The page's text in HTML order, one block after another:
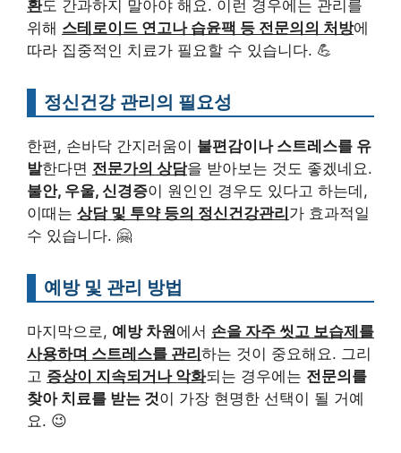
환도 간과하지 말아야 해요. 이런 경우에는 관리를
위해 스테로이드 연고나 습윤팩 등 전문의의 처방에
따라 집중적인 치료가 필요할 수 있습니다. 💪
정신건강 관리의 필요성
한편, 손바닥 간지러움이 불편감이나 스트레스를 유
발한다면 전문가의 상담을 받아보는 것도 좋겠네요.
불안, 우울, 신경증이 원인인 경우도 있다고 하는데,
이때는 상담 및 투약 등의 정신건강관리가 효과적일
수 있습니다. 🤗
예방 및 관리 방법
마지막으로, 예방 차원에서 손을 자주 씻고 보습제를
사용하며 스트레스를 관리하는 것이 중요해요. 그리
고 증상이 지속되거나 악화되는 경우에는 전문의를
찾아 치료를 받는 것이 가장 현명한 선택이 될 거예
요. 😉